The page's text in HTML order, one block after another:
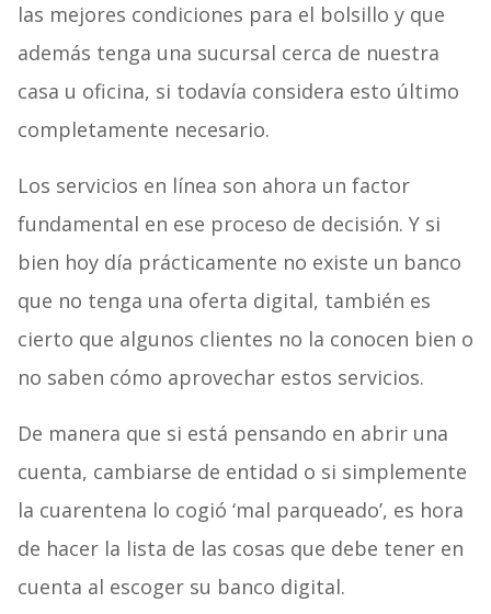
las mejores condiciones para el bolsillo y que
además tenga una sucursal cerca de nuestra
casa u oficina, si todavía considera esto último
completamente necesario.
Los servicios en línea son ahora un factor
fundamental en ese proceso de decisión. Y si
bien hoy día prácticamente no existe un banco
que no tenga una oferta digital, también es
cierto que algunos clientes no la conocen bien o
no saben cómo aprovechar estos servicios.
De manera que si está pensando en abrir una
cuenta, cambiarse de entidad o si simplemente
la cuarentena lo cogió ‘mal parqueado’, es hora
de hacer la lista de las cosas que debe tener en
cuenta al escoger su banco digital.